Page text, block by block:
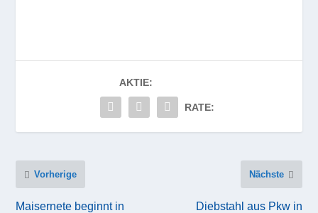
AKTIE:
RATE:
Vorherige
Maisernete beginnt in
Nächste
Diebstahl aus Pkw in